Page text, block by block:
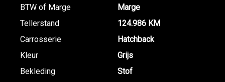
BTW of Marge
Marge
Tellerstand
124.986 KM
Carrosserie
Hatchback
Kleur
Grijs
Bekleding
Stof